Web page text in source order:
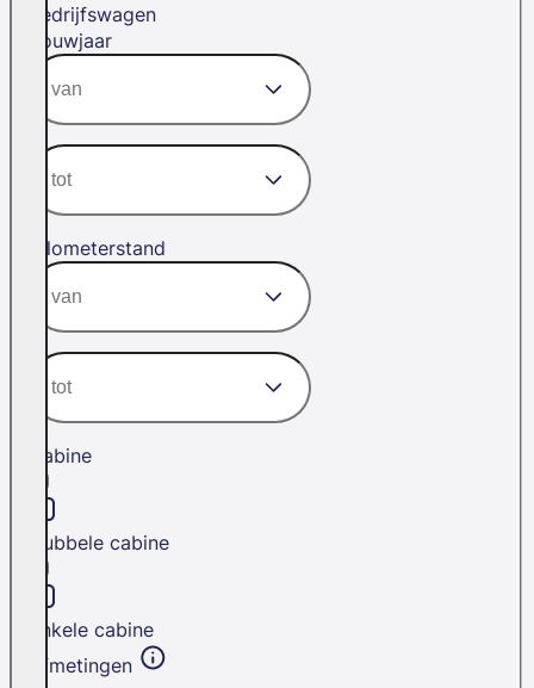
Bedrijfswagen
Bouwjaar
Kilometerstand
Cabine
Dubbele cabine
Enkele cabine
Afmetingen